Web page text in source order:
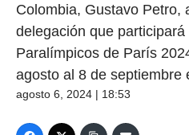
Colombia, Gustavo Petro,
delegación que
Paralímpicos de París
agosto al 8 de septiembre
agosto 6, 2024 | 18:53